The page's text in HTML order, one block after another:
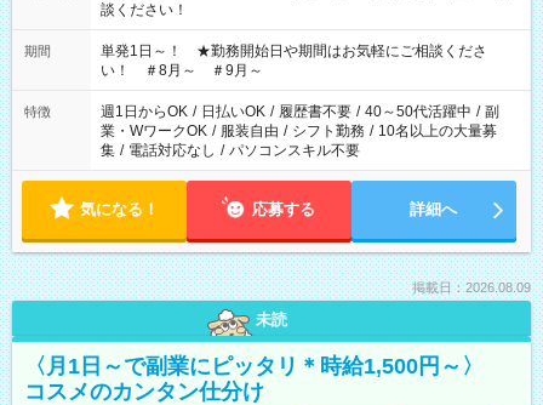
談ください！
期間
単発1日～！ ★勤務開始日や期間はお気軽にご相談くださ
い！ ＃8月～ ＃9月～
特徴 週1日からOK / 日払いOK / 履歴書不要 / 40～50代活躍中 / 副
業・WワークOK / 服装自由 / シフト勤務 / 10名以上の大量募
集 / 電話対応なし / パソコンスキル不要
気になる！ 応募する 詳細へ
掲載日：2026.08.09
未読
〈月1日～で副業にピッタリ＊時給1,500円～〉
コスメのカンタン仕分け